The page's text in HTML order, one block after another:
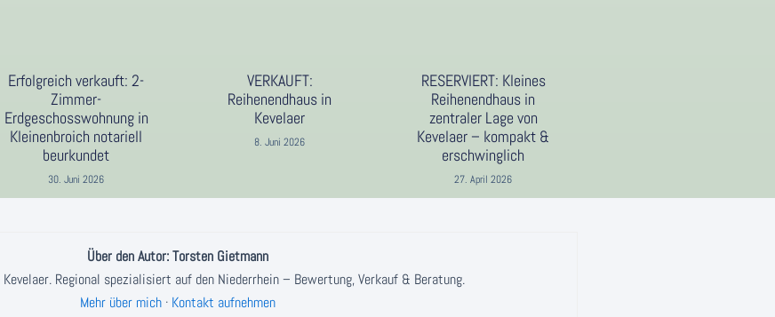
Erfolgreich verkauft: 2-
Zimmer-
Erdgeschosswohnung in
Kleinenbroich notariell
beurkundet
30. Juni 2026
VERKAUFT:
Reihenendhaus in
Kevelaer
8. Juni 2026
RESERVIERT: Kleines
Reihenendhaus in
zentraler Lage von
Kevelaer – kompakt &
erschwinglich
27. April 2026
Über den Autor: Torsten Gietmann
Regional spezialisiert auf den Niederrhein – Bewertung, Verkauf & Beratung.
Mehr über mich · Kontakt aufnehmen